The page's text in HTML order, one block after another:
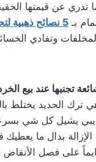
تدري عن قيمتها
بـ 5 نصائح ذهبية لتحسين
وتفادي
تجنبها عند بيع
ترك الحديد يختلط
يبي يشيل كل شي
بدال ما
على فصل الأنقاض